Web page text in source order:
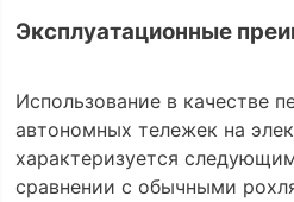
Эксплуатационные
Использование в качестве
автономных тележек на
характеризуется
сравнении с обычными